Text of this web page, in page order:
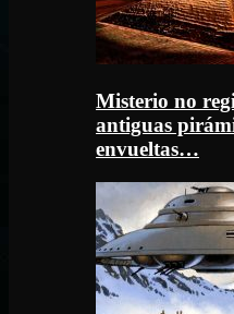
Misterio no
antiguas
envueltas…